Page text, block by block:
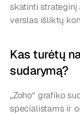
skatinti strateginį
verslas išliktų
Kas turėtų
sudarymą?
„Zoho“ grafiko
specialistams ir